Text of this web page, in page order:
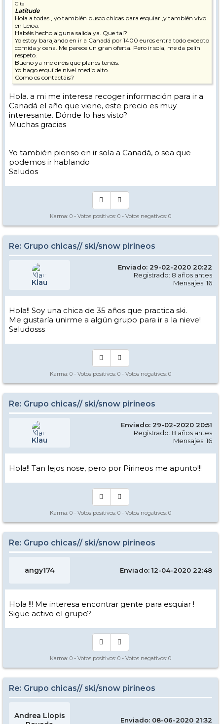
Cita
Latitude
Hola a todas , yo también busco chicas para esquiar ,y también vivo
en Leioa.
Habéis hecho alguna salida ya. Que tal?
Yo estoy barajando en ir a Canadá por 1400 euros entra todo excepto
comida y cena. Me parece un gran oferta. Pero ir sola, me da pelín
respeto.
Bueno ya me diréis que planes tenéis.
Yo hago esquí de nivel medio alto.
Como os contactáis?
Hola. a mi me interesa recoger información para ir a
Canadá el año que viene, este precio es muy
interesante. Dónde lo has visto?
Muchas gracias
Yo también pienso en ir sola a Canadá, o sea que
podemos ir hablando
Saludos
Karma: 0 - Votos positivos: 0 - Votos negativos: 0
Re: Grupo chicas// ski/snow pirineos
Klau
Enviado: 29-02-2020 20:22
Registrado: 8 años antes
Mensajes: 16
Hola!! Soy una chica de 35 años que practica ski.
Me gustaría unirme a algún grupo para ir a la nieve!
Saludosss
Karma: 0 - Votos positivos: 0 - Votos negativos: 0
Re: Grupo chicas// ski/snow pirineos
Klau
Enviado: 29-02-2020 20:51
Registrado: 8 años antes
Mensajes: 16
Hola!! Tan lejos nose, pero por Pirineos me apunto!!!
Karma: 0 - Votos positivos: 0 - Votos negativos: 0
Re: Grupo chicas// ski/snow pirineos
angy174 Enviado: 12-04-2020 22:48
Hola !!! Me interesa encontrar gente para esquiar !
Sigue activo el grupo?
Karma: 0 - Votos positivos: 0 - Votos negativos: 0
Re: Grupo chicas// ski/snow pirineos
Andrea Llopis
Enviado: 08-06-2020 21:32